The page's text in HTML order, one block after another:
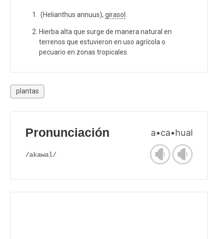
(Helianthus annuus), girasol
Hierba alta que surge de manera natural en
terrenos que estuvieron en uso agrícola o
pecuario en zonas tropicales.
plantas
Pronunciación a•ca•hual
/akawal/